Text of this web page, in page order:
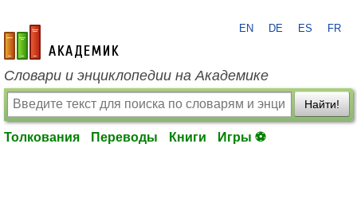
academic.ru
EN DE ES FR
Словари и энциклопедии на Академике
Найти!
Толкования Переводы Книги Игры ⚽